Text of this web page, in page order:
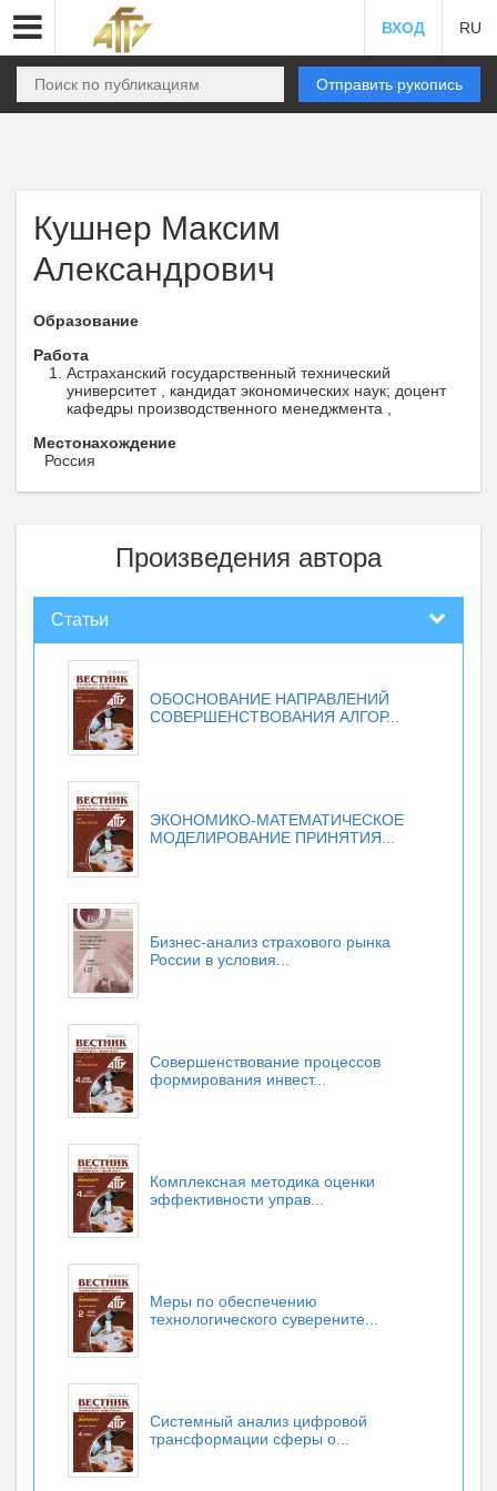
ВХОД RU
Отправить рукопись
Кушнер Максим
Александрович
Образование
Работа
Астраханский государственный технический
университет , кандидат экономических наук; доцент
кафедры производственного менеджмента ,
Местонахождение
Россия
Произведения автора
Статьи
ОБОСНОВАНИЕ НАПРАВЛЕНИЙ
СОВЕРШЕНСТВОВАНИЯ АЛГОР...
ЭКОНОМИКО-МАТЕМАТИЧЕСКОЕ
МОДЕЛИРОВАНИЕ ПРИНЯТИЯ...
Бизнес-анализ страхового рынка
России в условия...
Совершенствование процессов
формирования инвест...
Комплексная методика оценки
эффективности управ...
Меры по обеспечению
технологического суверените...
Системный анализ цифровой
трансформации сферы о...